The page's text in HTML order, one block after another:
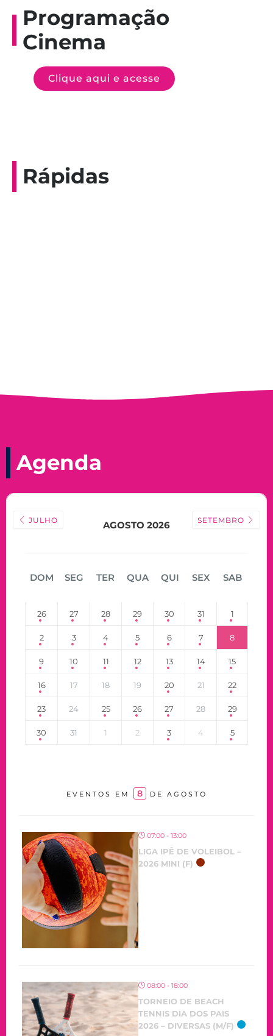
Programação
Cinema
Clique aqui e acesse
Rápidas
Agenda
JULHO AGOSTO 2026 SETEMBRO
DOM SEG TER QUA QUI SEX SAB
26 27 28 29 30 31 1
2 3 4 5 6 7 8
9 10 11 12 13 14 15
16 17 18 19 20 21 22
23 24 25 26 27 28 29
30 31 1 2 3 4 5
EVENTOS EM 8 DE AGOSTO
07:00 - 13:00
LIGA IPÊ DE VOLEIBOL –
2026 MINI (F)
08:00 - 18:00
TORNEIO DE BEACH
TENNIS DIA DOS PAIS
2026 – DIVERSAS (M/F)